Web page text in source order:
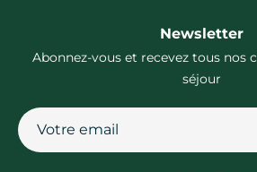
Newsletter
Abonnez-vous et recevez tous nos
séjour